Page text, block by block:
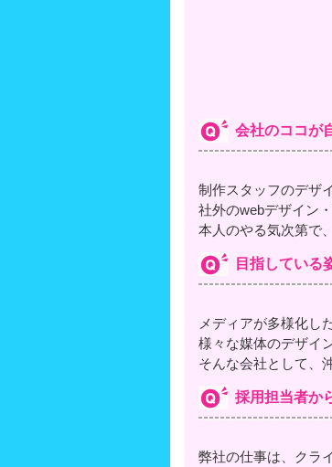
会社のココが
制作スタッフのデザ
社外のwebデザイン
本人のやる気次第で
目指している
メディアが多様化し
様々な媒体のデザイ
そんな会社として、
採用担当者か
弊社の仕事は、クラ